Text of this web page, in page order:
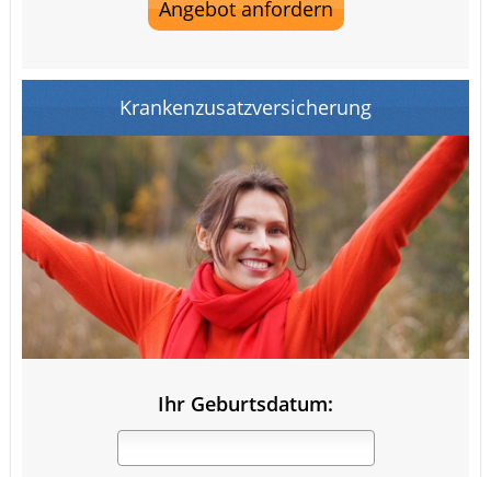
Krankenzusatzversicherung
Ihr Geburtsdatum: